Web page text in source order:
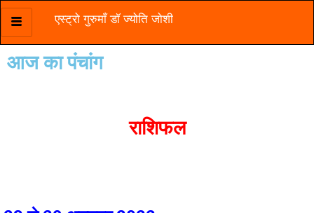
Skip
to
content
एस्ट्रो गुरुमाँ डॉ ज्योति जोशी
आज का पंचांग
राशिफल